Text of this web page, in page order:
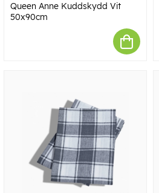
Queen Anne Kuddskydd Vit
50x90cm